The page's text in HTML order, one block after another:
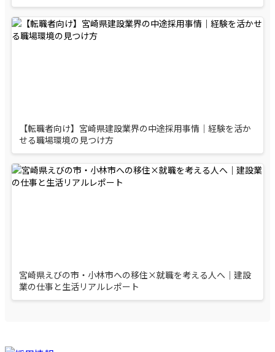
【転職者向け】宮崎県建設業界の中途採用事情｜経験を活か
せる職場環境の見つけ方
宮崎県えびの市・小林市への移住×就職を考える人へ｜建設
業の仕事と生活リアルレポート